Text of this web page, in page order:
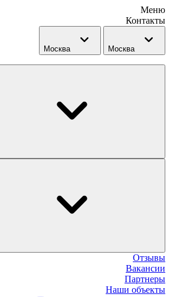
Меню
Контакты
Москва Москва
Отзывы
Вакансии
Партнеры
Наши объекты